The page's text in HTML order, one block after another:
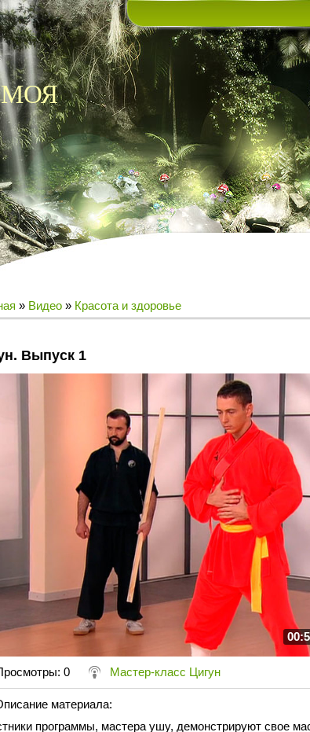
МОЯ
» Видео » Красота и здоровье
Выпуск 1
: 0 Мастер-класс Цигун
материала:
программы, мастера ушу, демонстрируют свое